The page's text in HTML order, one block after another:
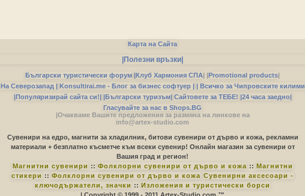
Карта на Сайта
|Полезни връзки|
Български туристически форум |Клуб Хармония СПА| |Promotional products|
На Северозапад | Konsultirai.me - Блог за бизнес софтуер | | Всичко за Чипровските килими
|Популяризирай сайта си!| |Български туризъм| Сайтовете за ТЕБЕ! |24 часа заедно|
Гласувайте за нас в Shops.BG
|Очакваме Вашите предложения за размяна на линкове на
info@artex-studio.com
Сувенири на едро, магнити за хладилник, битови сувенири от дърво и кожа, рекламни
материали + безплатно късметче към всеки сувенир! Онлайн магазин за сувенири от
Вашия град и регион!
Магнитни сувенири :: Фолклорни сувенири от дърво и кожа :: Магнитни
стикери :: Фолклорни сувенири от дърво и кожа Сувенирни аксесоари -
ключодържатели, значки :: Изложения и туристически борси